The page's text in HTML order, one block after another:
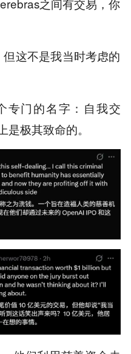
这不是我当时考虑的
专门的名字：自我交
极其致命的。